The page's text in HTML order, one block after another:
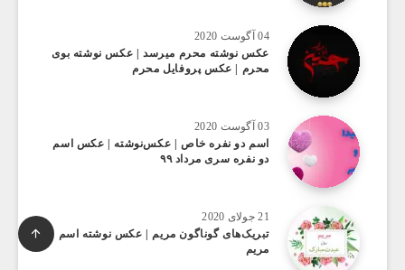
04 آگوست 2020
عکس ‌نوشته محرم میرسد | عکس نوشته بوی
محرم | عکس پروفایل محرم
03 آگوست 2020
اسم دو نفره خاص | عکس‌نوشته | عکس اسم
دو نفره سری مرداد ۹۹
21 جولای 2020
تبریک‌های گوناگون مریم | عکس نوشته اسم
مریم